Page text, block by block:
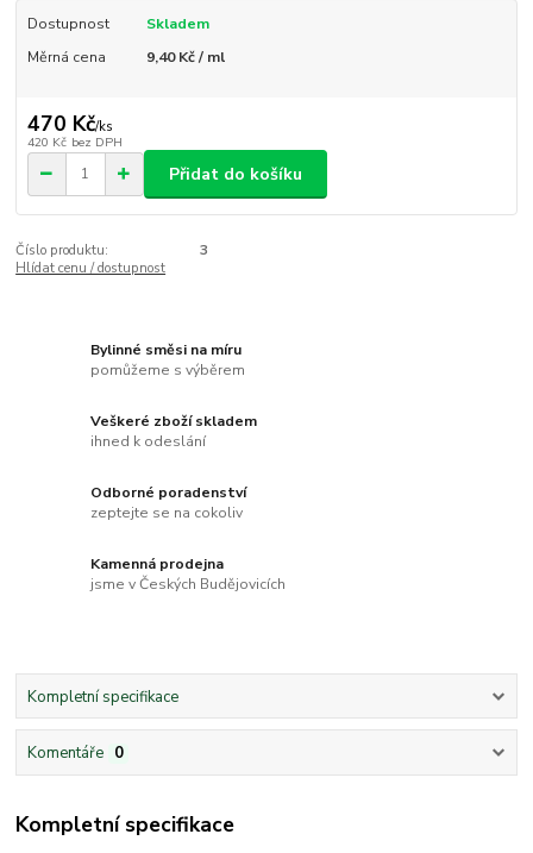
Dostupnost
Skladem
Měrná cena
9,40 Kč / ml
470 Kč/ks
420 Kč bez DPH
Přidat do košíku
Číslo produktu:
3
Hlídat cenu / dostupnost
Bylinné směsi na míru
pomůžeme s výběrem
Veškeré zboží skladem
ihned k odeslání
Odborné poradenství
zeptejte se na cokoliv
Kamenná prodejna
jsme v Českých Budějovicích
Kompletní specifikace
Komentáře 0
Kompletní specifikace